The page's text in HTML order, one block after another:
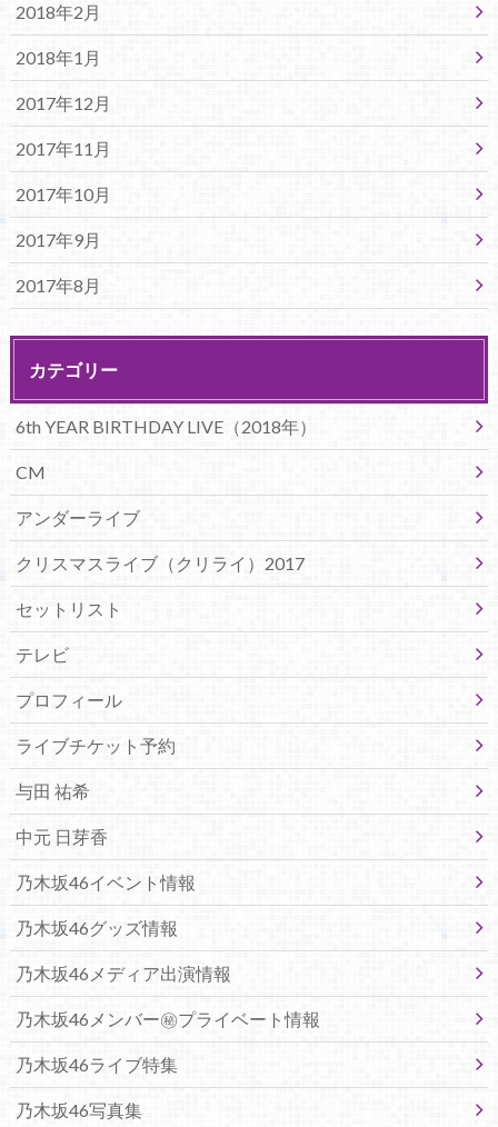
2018年2月
2018年1月
2017年12月
2017年11月
2017年10月
2017年9月
2017年8月
カテゴリー
6th YEAR BIRTHDAY LIVE（2018年）
CM
アンダーライブ
クリスマスライブ（クリライ）2017
セットリスト
テレビ
プロフィール
ライブチケット予約
与田 祐希
中元 日芽香
乃木坂46イベント情報
乃木坂46グッズ情報
乃木坂46メディア出演情報
乃木坂46メンバー㊙プライベート情報
乃木坂46ライブ特集
乃木坂46写真集